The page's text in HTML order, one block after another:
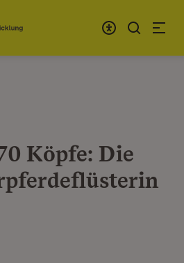
Köpfe: Die